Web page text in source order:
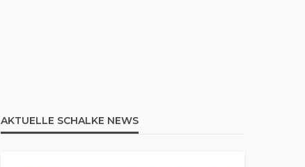
AKTUELLE SCHALKE NEWS